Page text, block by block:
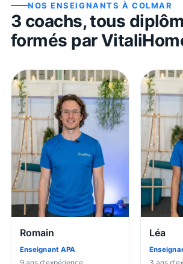
NOS ENSEIGNANTS ÀCOLMAR
3 coachs, tous
formés par
Romain
Enseignant APA
Léa